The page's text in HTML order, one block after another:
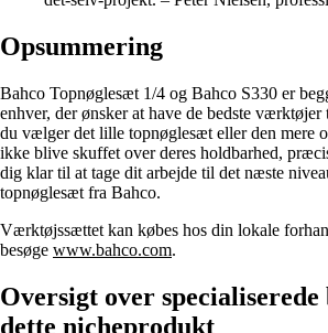
Opsummering
Bahco Topnøglesæt 1/4 og Bahco S330 er
enhver, der ønsker at have de bedste
du vælger det lille topnøglesæt eller den mere
ikke blive skuffet over deres holdbarhed,
dig klar til at tage dit arbejde til det næste
topnøglesæt fra Bahco.
Værktøjssættet kan købes hos din lokale
besøge www.bahco.com.
Oversigt over
dette nicheprodukt